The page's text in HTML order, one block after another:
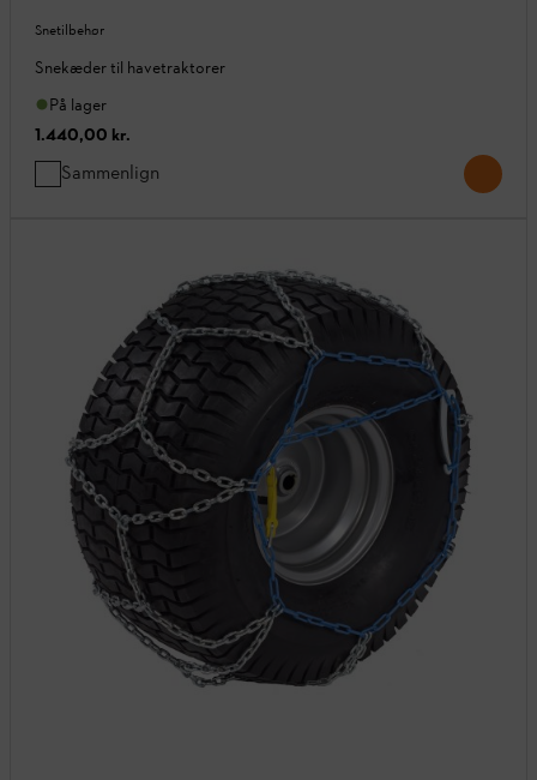
Snetilbehør
Snekæder til havetraktorer
På lager
1.440,00 kr.
Sammenlign